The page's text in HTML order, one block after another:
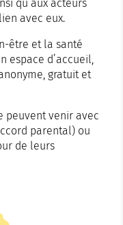
qu’aux acteurs
avec eux.
être et la santé
espace d’accueil,
gratuit et
peuvent venir avec
parental) ou
de leurs